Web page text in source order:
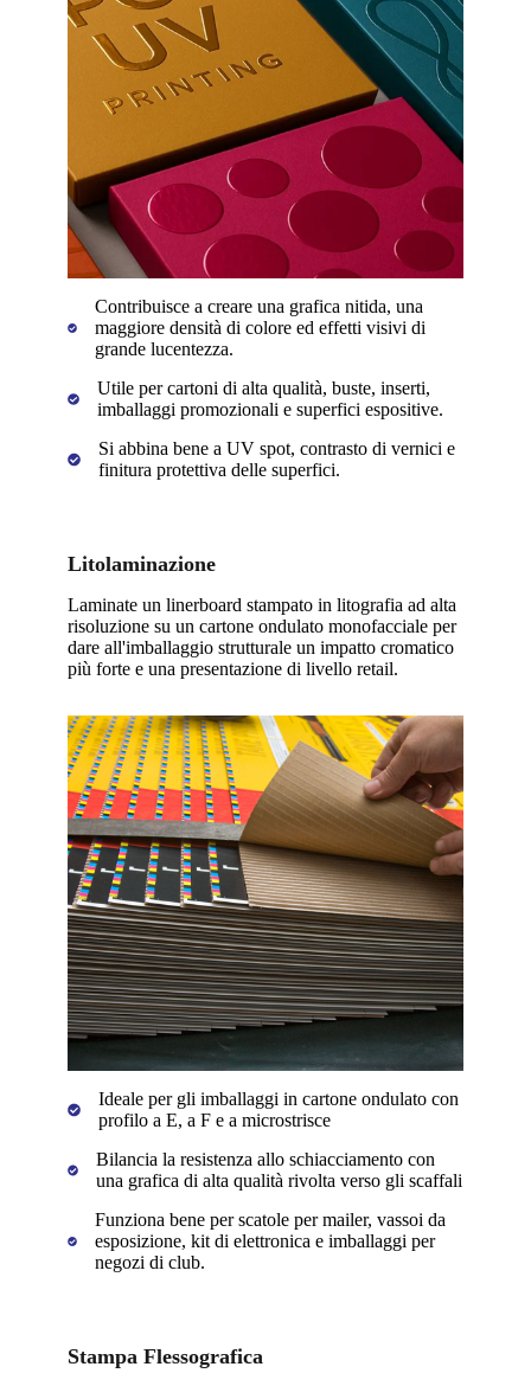
Contribuisce a creare una grafica nitida, una
maggiore densità di colore ed effetti visivi di
grande lucentezza.
Utile per cartoni di alta qualità, buste, inserti,
imballaggi promozionali e superfici espositive.
Si abbina bene a UV spot, contrasto di vernici e
finitura protettiva delle superfici.
Litolaminazione
Laminate un linerboard stampato in litografia ad alta
risoluzione su un cartone ondulato monofacciale per
dare all'imballaggio strutturale un impatto cromatico
più forte e una presentazione di livello retail.
Ideale per gli imballaggi in cartone ondulato con
profilo a E, a F e a microstrisce
Bilancia la resistenza allo schiacciamento con
una grafica di alta qualità rivolta verso gli scaffali
Funziona bene per scatole per mailer, vassoi da
esposizione, kit di elettronica e imballaggi per
negozi di club.
Stampa Flessografica